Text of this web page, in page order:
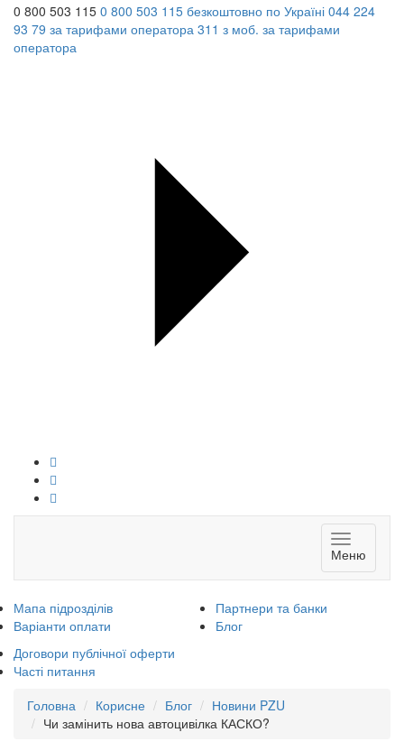
0 800 503 115 0 800 503 115 безкоштовно по Україні 044 224
93 79 за тарифами оператора 311 з моб. за тарифами
оператора
Toggle
Меню
Мапа підрозділів
Варіанти оплати
Партнери та банки
Блог
Договори публічної оферти
Часті питання
Головна
Корисне Блог
Новини PZU
Чи замінить нова автоцивілка КАСКО?